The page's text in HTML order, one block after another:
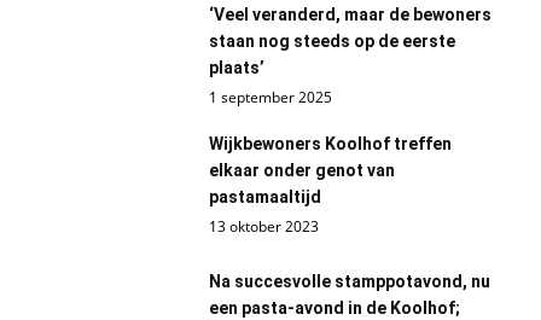
‘Veel veranderd, maar de bewoners
staan nog steeds op de eerste
plaats’
1 september 2025
Wijkbewoners Koolhof treffen
elkaar onder genot van
pastamaaltijd
13 oktober 2023
Na succesvolle stamppotavond, nu
een pasta-avond in de Koolhof;